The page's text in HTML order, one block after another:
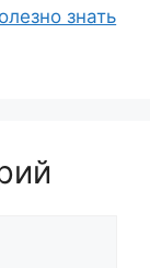
знать